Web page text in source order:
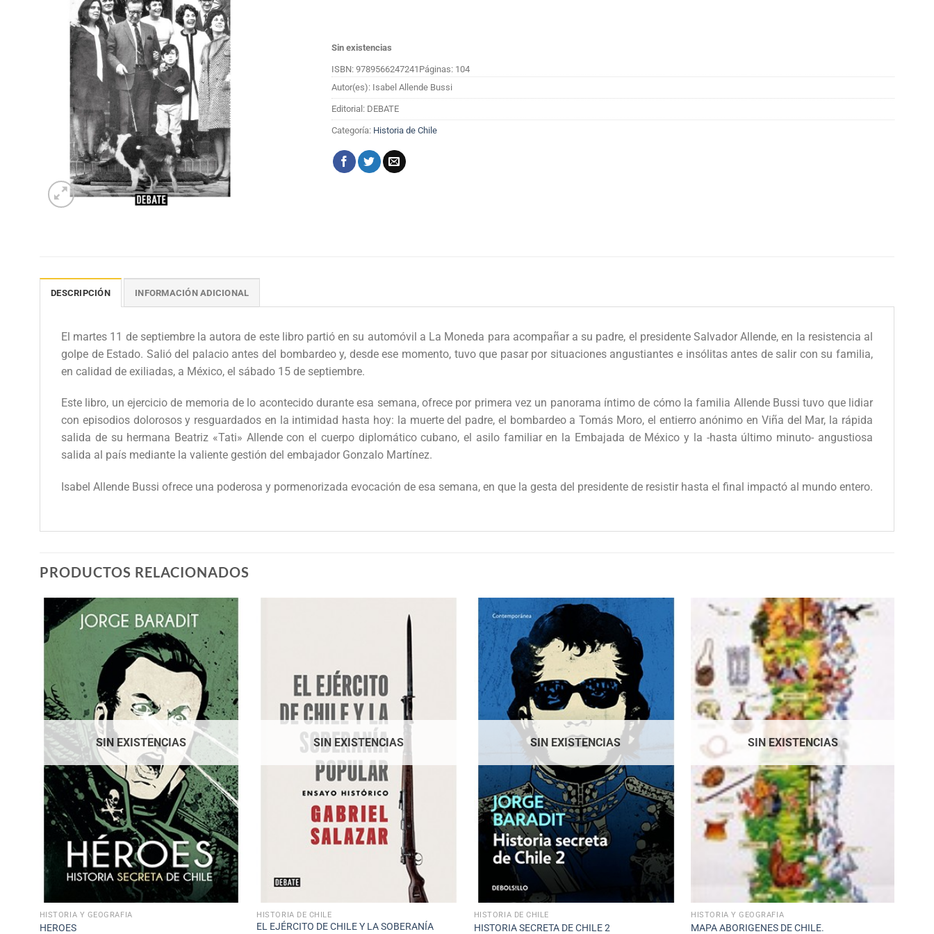
Sin existencias
ISBN: 9789566247241 Páginas: 104
Autor(es): Isabel Allende Bussi
Editorial: DEBATE
Categoría: Historia de Chile
DESCRIPCIÓN INFORMACIÓN ADICIONAL
El martes 11 de septiembre la autora de este libro partió en su automóvil a La Moneda para acompañar a su padre, el presidente Salvador Allende, en la resistencia al
golpe de Estado. Salió del palacio antes del bombardeo y, desde ese momento, tuvo que pasar por situaciones angustiantes e insólitas antes de salir con su familia,
en calidad de exiliadas, a México, el sábado 15 de septiembre.
Este libro, un ejercicio de memoria de lo acontecido durante esa semana, ofrece por primera vez un panorama íntimo de cómo la familia Allende Bussi tuvo que lidiar
con episodios dolorosos y resguardados en la intimidad hasta hoy: la muerte del padre, el bombardeo a Tomás Moro, el entierro anónimo en Viña del Mar, la rápida
salida de su hermana Beatriz «Tati» Allende con el cuerpo diplomático cubano, el asilo familiar en la Embajada de México y la -hasta último minuto- angustiosa
salida al país mediante la valiente gestión del embajador Gonzalo Martínez.
Isabel Allende Bussi ofrece una poderosa y pormenorizada evocación de esa semana, en que la gesta del presidente de resistir hasta el final impactó al mundo entero.
PRODUCTOS RELACIONADOS
SIN EXISTENCIAS
HISTORIA Y GEOGRAFÍA
HEROES
SIN EXISTENCIAS
HISTORIA DE CHILE
EL EJÉRCITO DE CHILE Y LA SOBERANÍA
SIN EXISTENCIAS
HISTORIA DE CHILE
HISTORIA SECRETA DE CHILE 2
SIN EXISTENCIAS
HISTORIA Y GEOGRAFÍA
MAPA ABORIGENES DE CHILE.